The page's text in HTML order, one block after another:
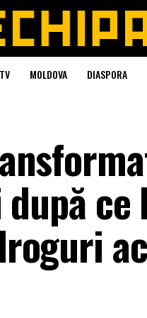
MOLDOVA DIASPORA
ce